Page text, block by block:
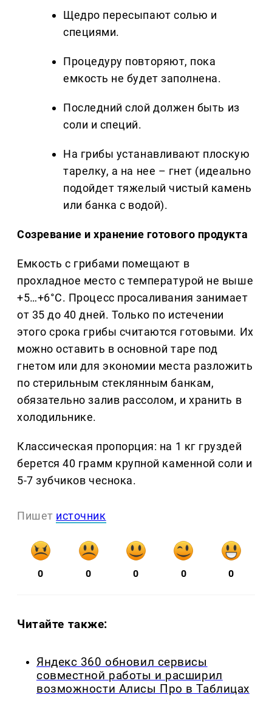
Щедро пересыпают солью и
специями.
Процедуру повторяют, пока
емкость не будет заполнена.
Последний слой должен быть из
соли и специй.
На грибы устанавливают плоскую
тарелку, а на нее – гнет (идеально
подойдет тяжелый чистый камень
или банка с водой).
Созревание и хранение готового продукта
Емкость с грибами помещают в
прохладное место с температурой не выше
+5…+6°C. Процесс просаливания занимает
от 35 до 40 дней. Только по истечении
этого срока грибы считаются готовыми. Их
можно оставить в основной таре под
гнетом или для экономии места разложить
по стерильным стеклянным банкам,
обязательно залив рассолом, и хранить в
холодильнике.
Классическая пропорция: на 1 кг груздей
берется 40 грамм крупной каменной соли и
5-7 зубчиков чеснока.
Пишет источник
0 0 0 0 0
Читайте также:
Яндекс 360 обновил сервисы
совместной работы и расширил
возможности Алисы Про в Таблицах